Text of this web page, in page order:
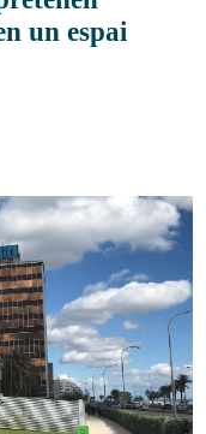
un espai